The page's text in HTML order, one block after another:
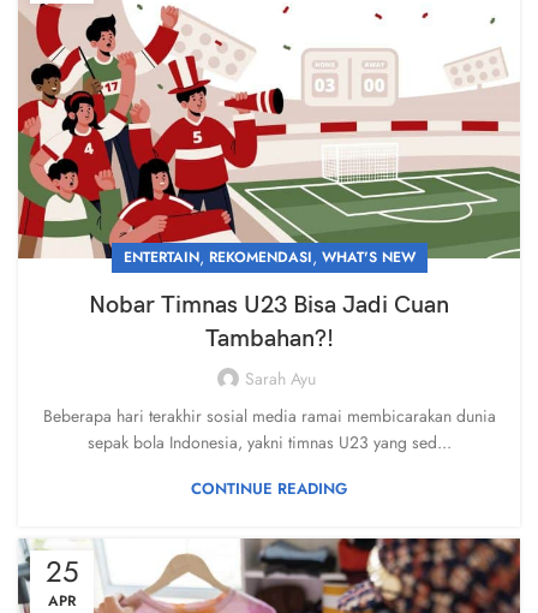
ENTERTAIN, REKOMENDASI, WHAT'S NEW
Nobar Timnas U23 Bisa Jadi Cuan
Tambahan?!
Sarah Ayu
Beberapa hari terakhir sosial media ramai membicarakan dunia
sepak bola Indonesia, yakni timnas U23 yang sed...
CONTINUE READING
25
APR